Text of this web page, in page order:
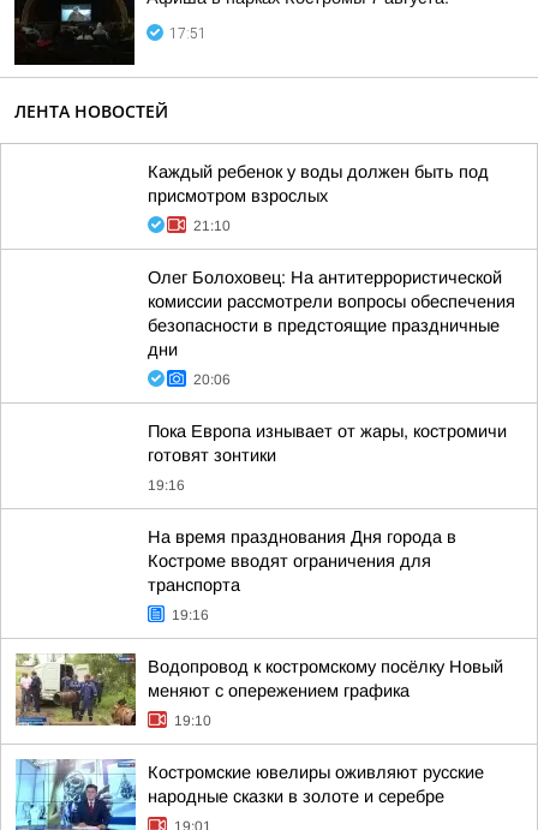
17:51
ЛЕНТА НОВОСТЕЙ
Каждый ребенок у воды должен быть под
присмотром взрослых
21:10
Олег Болоховец: На антитеррористической
комиссии рассмотрели вопросы обеспечения
безопасности в предстоящие праздничные
дни
20:06
Пока Европа изнывает от жары, костромичи
готовят зонтики
19:16
На время празднования Дня города в
Костроме вводят ограничения для
транспорта
19:16
Водопровод к костромскому посёлку Новый
меняют с опережением графика
19:10
Костромские ювелиры оживляют русские
народные сказки в золоте и серебре
19:01